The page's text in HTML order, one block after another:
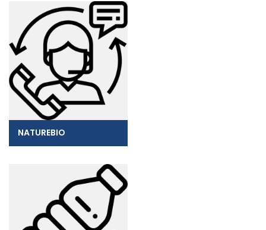
NATUREBIO